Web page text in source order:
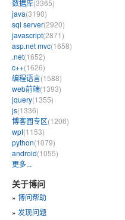
数据库(3365)
java(3190)
sql server(2920)
javascript(2871)
asp.net mvc(1658)
.net(1652)
c++(1626)
编程语言(1588)
web前端(1393)
jquery(1355)
js(1336)
博客园专区(1206)
wpf(1153)
python(1079)
android(1055)
更多...
关于博问
» 博问帮助
» 发现问题